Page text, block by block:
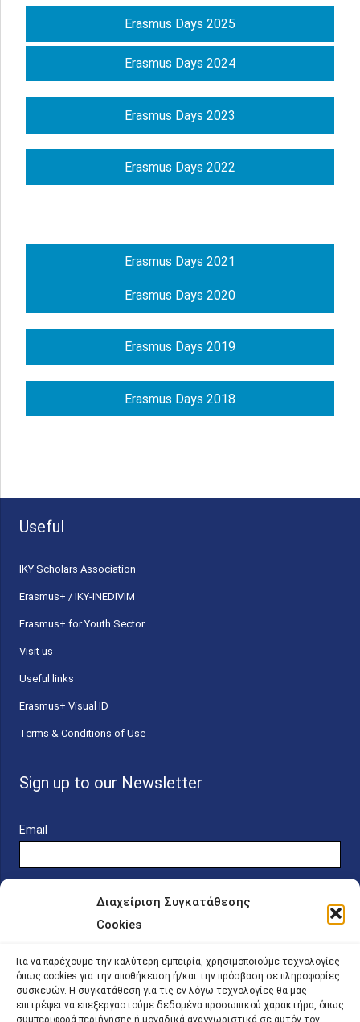
Διαχείριση Συγκατάθεσης
Cookies
Για να παρέχουμε την καλύτερη εμπειρία, χρησιμοποιούμε τεχνολογίες
όπως cookies για την αποθήκευση ή/και την πρόσβαση σε πληροφορίες
συσκευών. Η συγκατάθεση για τις εν λόγω τεχνολογίες θα μας
επιτρέψει να επεξεργαστούμε δεδομένα προσωπικού χαρακτήρα, όπως
συμπεριφορά περιήγησης ή μοναδικά αναγνωριστικά σε αυτόν τον
Erasmus Days 2025
Erasmus Days 2024
Erasmus Days 2023
Erasmus Days 2022
Erasmus Days 2021
Erasmus Days 2020
Erasmus Days 2019
Erasmus Days 2018
Useful
ΙΚΥ Scholars Association
Erasmus+ / IKY-INEDIVIM
Erasmus+ for Youth Sector
Visit us
Useful links
Erasmus+ Visual ID
Terms & Conditions of Use
Sign up to our Newsletter
Email
Online Platform for Scholarship Candidates
IKY – Transparency